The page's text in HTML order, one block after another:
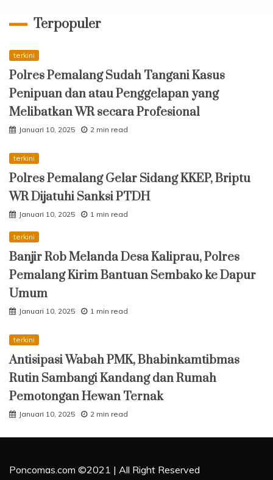
Terpopuler
terkini
Polres Pemalang Sudah Tangani Kasus
Penipuan dan atau Penggelapan yang
Melibatkan WR secara Profesional
Januari 10, 2025 2 min read
terkini
Polres Pemalang Gelar Sidang KKEP, Briptu
WR Dijatuhi Sanksi PTDH
Januari 10, 2025 1 min read
terkini
Banjir Rob Melanda Desa Kaliprau, Polres
Pemalang Kirim Bantuan Sembako ke Dapur
Umum
Januari 10, 2025 1 min read
terkini
Antisipasi Wabah PMK, Bhabinkamtibmas
Rutin Sambangi Kandang dan Rumah
Pemotongan Hewan Ternak
Januari 10, 2025 2 min read
Poncomas.com ©2021 | All Right Reserved